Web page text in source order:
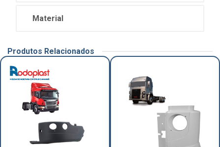
Material
Produtos Relacionados